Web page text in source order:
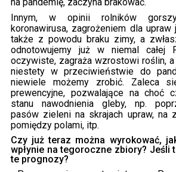
Innym, w opinii rolników
koronawirusa, zagrożeniem dla
także z powodu braku zimy, a
odnotowujemy już w niemal całej
oczywiste, zagraża wzrostowi roślin,
niestety w przeciwieństwie do
niewiele możemy zrobić. Zaleca
prewencyjne, pozwalające na choć
stanu nawodnienia gleby, np.
pasów zieleni na skrajach upraw, na
pomiędzy polami, itp.
Czy już teraz można wyrokować,
wpłynie na tegoroczne zbiory? Jeśli
te prognozy?